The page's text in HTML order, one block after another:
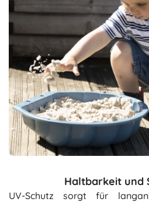
Haltbarkeit und
UV-Schutz sorgt für